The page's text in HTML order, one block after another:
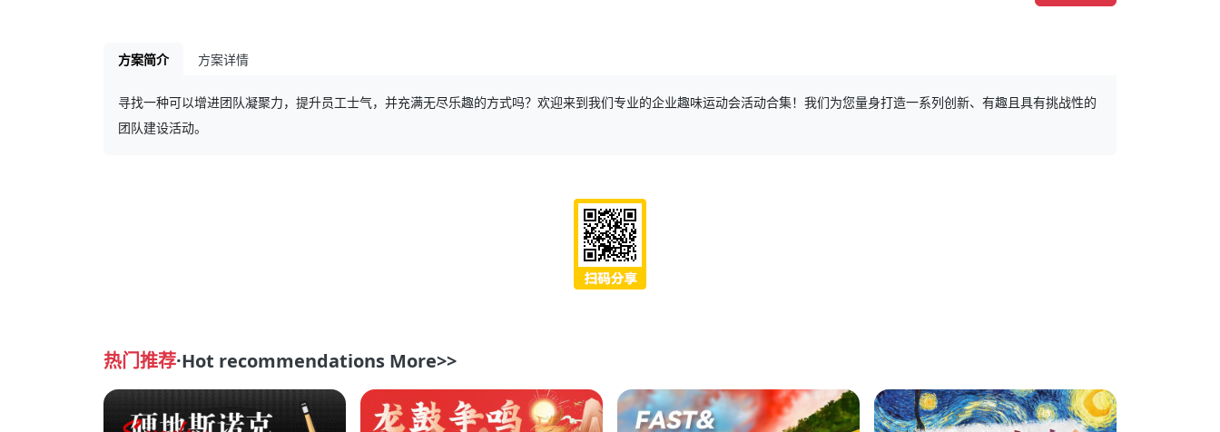
方案简介 方案详情
寻找一种可以增进团队凝聚力，提升员工士气，并充满无尽乐趣的方式吗？欢迎来到我们专业的企业趣味运动会活动合集！我们为您量身打造一系列创新、有趣且具有挑战性的
团队建设活动。
热门推荐·Hot recommendations More>>